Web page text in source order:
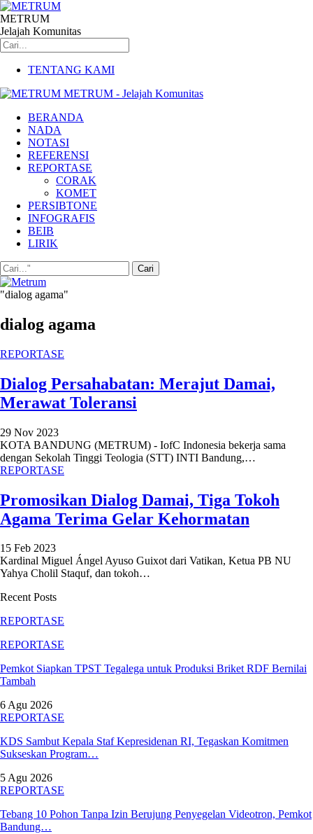
METRUM
Jelajah Komunitas
TENTANG KAMI
METRUM - Jelajah Komunitas
BERANDA
NADA
NOTASI
REFERENSI
REPORTASE
CORAK
KOMET
PERSIBTONE
INFOGRAFIS
BEIB
LIRIK
"dialog agama"
dialog agama
REPORTASE
Dialog Persahabatan: Merajut Damai,
Merawat Toleransi
29 Nov 2023
KOTA BANDUNG (METRUM) - IofC Indonesia bekerja sama
dengan Sekolah Tinggi Teologia (STT) INTI Bandung,…
REPORTASE
Promosikan Dialog Damai, Tiga Tokoh
Agama Terima Gelar Kehormatan
15 Feb 2023
Kardinal Miguel Ángel Ayuso Guixot dari Vatikan, Ketua PB NU
Yahya Cholil Staquf, dan tokoh…
Recent Posts
REPORTASE
REPORTASE
Pemkot Siapkan TPST Tegalega untuk Produksi Briket RDF Bernilai
Tambah
6 Agu 2026
REPORTASE
KDS Sambut Kepala Staf Kepresidenan RI, Tegaskan Komitmen
Sukseskan Program…
5 Agu 2026
REPORTASE
Tebang 10 Pohon Tanpa Izin Berujung Penyegelan Videotron, Pemkot
Bandung…